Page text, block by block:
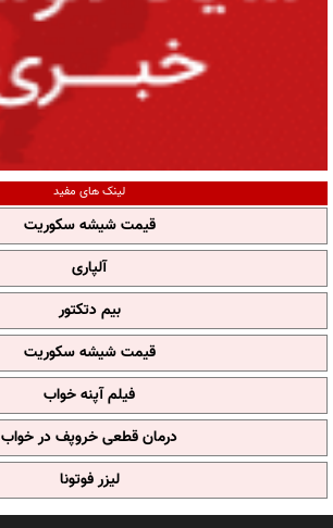
لینک های مفید
قیمت شیشه سکوریت
آلپاری
بیم دتکتور
قیمت شیشه سکوریت
فیلم آپنه خواب
درمان قطعی خروپف در خواب
لیزر فوتونا